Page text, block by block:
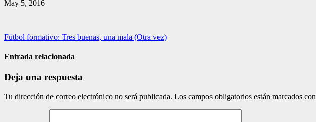
May 5, 2016
Navegación
de
Fútbol formativo: Tres buenas, una mala (Otra vez)
Entrada relacionada
Deja una respuesta
Tu dirección de correo electrónico no será publicada. Los campos obligatorios están marcados con